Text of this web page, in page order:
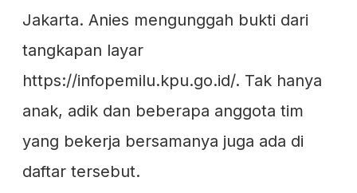
Jakarta. Anies mengunggah bukti dari
tangkapan layar
https://infopemilu.kpu.go.id/. Tak hanya
anak, adik dan beberapa anggota tim
yang bekerja bersamanya juga ada di
daftar tersebut.